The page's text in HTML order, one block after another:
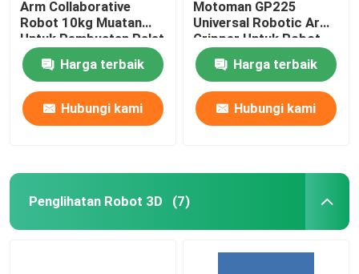
Robot Kawasaki
Arm Collaborative
Robot 10kg Muatan
Untuk Pembuatan Palet
Perakitan
Harga terbaik
Hubungi kami
Motoman GP225
Universal Robotic Arm
Gripper Untuk Robot
Penanganan Paletisasi
Harga terbaik
Hubungi kami
Penglihatan Robot 3D (7)